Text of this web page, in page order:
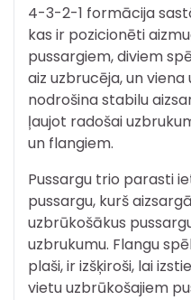
4-3-2-1 formācija
kas ir pozicionēti
pussargiem, diviem
aiz uzbrucēja, un
nodrošina stabilu
ļaujot radošai
un flangiem.
Pussargu trio parasti
pussargu, kurš
uzbrūkošākus
uzbrukumu. Flangu
plaši, ir izšķiroši, lai
vietu uzbrūkošajiem